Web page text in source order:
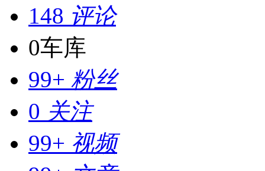
148 评论
0车库
99+ 粉丝
0 关注
99+ 视频